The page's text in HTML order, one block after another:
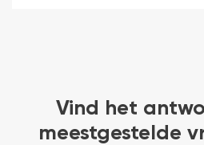
Vind het
meestgestelde